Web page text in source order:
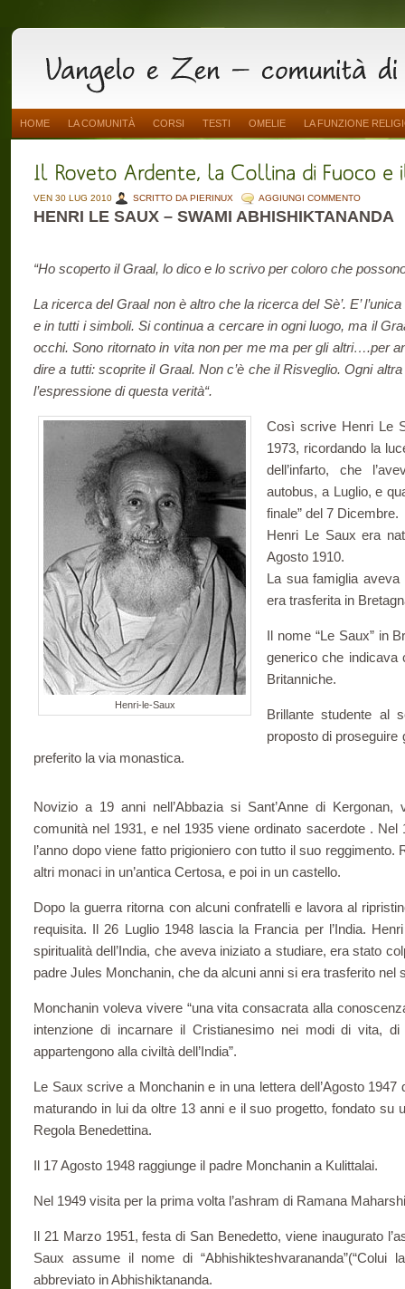
HOME LA COMUNITÀ CORSI TESTI OMELIE LA FUNZIONE
VEN 30 LUG 2010 SCRITTO DA PIERINUX AGGIUNGI COMMENTO
HENRI LE SAUX – SWAMI ABHISHIKTANANDA
“Ho scoperto il Graal, lo dico e lo scrivo per coloro che
La ricerca del Graal non è altro che la ricerca del Sè’. E’
e in tutti i simboli. Si continua a cercare in ogni luogo, ma il
occhi. Sono ritornato in vita non per me ma per gli altri….per
dire a tutti: scoprite il Graal. Non c’è che il Risveglio. Ogni
l’espressione di questa verità“.
Henri-le-Saux
Così scrive Henri Le
1973, ricordando la
dell’infarto, che
autobus, a Luglio, e
finale” del 7 Dicembre.
Henri Le Saux era
Agosto 1910.
La sua famiglia
era trasferita in
Il nome “Le Saux” in
generico che indicava
Britanniche.
Brillante studente al
proposto di
preferito la via monastica.
Novizio a 19 anni nell’Abbazia si Sant’Anne di Kergonan,
comunità nel 1931, e nel 1935 viene ordinato sacerdote . Nel
l’anno dopo viene fatto prigioniero con tutto il suo
altri monaci in un’antica Certosa, e poi in un castello.
Dopo la guerra ritorna con alcuni confratelli e lavora al
requisita. Il 26 Luglio 1948 lascia la Francia per l’India.
spiritualità dell’India, che aveva iniziato a studiare, era stato
padre Jules Monchanin, che da alcuni anni si era trasferito nel
Monchanin voleva vivere “una vita consacrata alla
intenzione di incarnare il Cristianesimo nei modi di vita, di
appartengono alla civiltà dell’India”.
Le Saux scrive a Monchanin e in una lettera dell’Agosto
maturando in lui da oltre 13 anni e il suo progetto, fondato su
Regola Benedettina.
Il 17 Agosto 1948 raggiunge il padre Monchanin a Kulittalai.
Nel 1949 visita per la prima volta l’ashram di Ramana
Il 21 Marzo 1951, festa di San Benedetto, viene inaugurato
Saux assume il nome di “Abhishikteshvarananda”(“Colui
abbreviato in Abhishiktananda.